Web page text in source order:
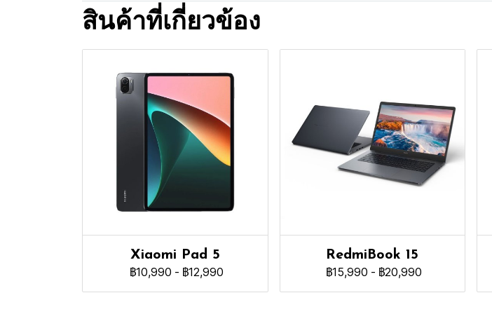
สินค้าที่เกี่ยวข้อง
Xiaomi Pad 5
฿10,990 - ฿12,990
RedmiBook 15
฿15,990 - ฿20,990